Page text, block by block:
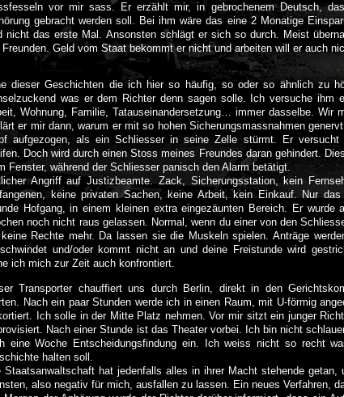
vor mir sass. Er erzählt mir, in gebrochenem Deutsch,
gebracht werden soll. Bei ihm wäre das eine 2 Monatige
nicht das erste Mal. Ansonsten schlägt er sich so durch. Meist
Freunden. Geld vom Staat bekommt er nicht und arbeiten will er auch
dieser Geschichten die ich hier so häufig, so oder so ähnlich zu
was er dem Richter denn sagen solle. Ich versuche ihm
Wohnung, Familie, Tatauseinandersetzung… immer dasselbe. Wir
er mir dann, warum er mit so hohen Sicherungsmassnahmen
aufgezogen, als ein Schliesser in seine Zelle stürmt. Er
Doch wird durch einen Stoss meines Freundes daran gehindert.
Fenster, während der Schliesser panisch den Alarm betätigt.
Angriff auf Justizbeamte. Zack, Sicherungsstation, kein
keine privaten Sachen, keine Arbeit, kein Einkauf. Nur
Hofgang, in einem kleinen extra eingezäunten Bereich. Er wurde
noch nicht raus gelassen. Normal, wenn du einer von den
Rechte mehr. Da lassen sie die Muskeln spielen. Anträge
und/oder kommt nicht an und deine Freistunde wird
ich mich zur Zeit auch konfrontiert.
Transporter chauffiert uns durch Berlin, direkt in den
Nach ein paar Stunden werde ich in einen Raum, mit U-förmig
Ich solle in der Mitte Platz nehmen. Vor mir sitzt ein junger
Nach einer Stunde ist das Theater vorbei. Ich bin nicht
eine Woche Entscheidungsfindung ein. Ich weiss nicht so recht
halten soll.
Staatsanwaltschaft hat jedenfalls alles in ihrer Macht stehende getan,
also negativ für mich, ausfallen zu lassen. Ein neues Verfahren,